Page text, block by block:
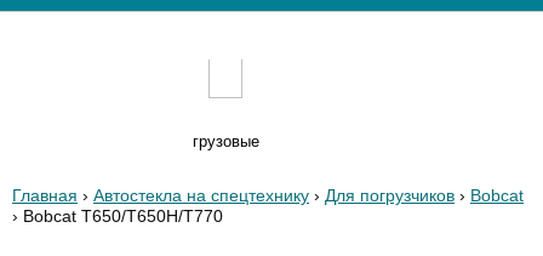
грузовые
Главная › Автостекла на спецтехнику › Для погрузчиков › Bobcat
› Bobcat T650/T650H/T770